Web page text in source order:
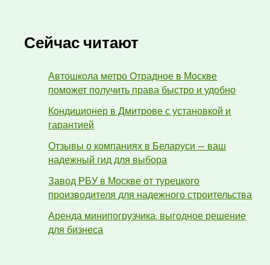
Сейчас читают
Автошкола метро Отрадное в Москве
поможет получить права быстро и удобно
Кондиционер в Дмитрове с установкой и
гарантией
Отзывы о компаниях в Беларуси — ваш
надежный гид для выбора
Завод РБУ в Москве от турецкого
производителя для надежного строительства
Аренда минипогрузчика: выгодное решение
для бизнеса